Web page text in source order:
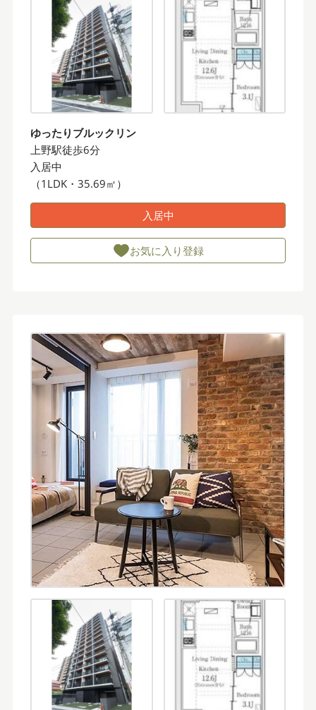
ゆったりブルックリン
上野駅徒歩6分
入居中
（1LDK・35.69㎡）
入居中
お気に入り登録